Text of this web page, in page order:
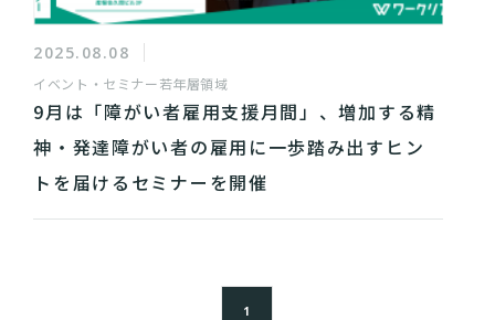
2025.08.08
イベント・セミナー若年層領域
9月は「障がい者雇用支援月間」、増加する精
神・発達障がい者の雇用に一歩踏み出すヒン
トを届けるセミナーを開催
1